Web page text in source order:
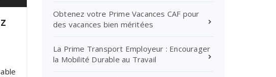
Obtenez votre Prime Vacances CAF pour
des vacances bien méritées
La Prime Transport Employeur : Encourager
la Mobilité Durable au Travail